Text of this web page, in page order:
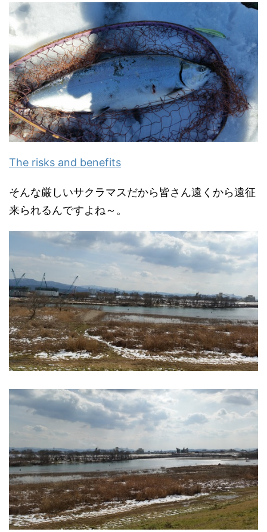
The risks and benefits
そんな厳しいサクラマスだから皆さん遠くから遠征
来られるんですよね～。